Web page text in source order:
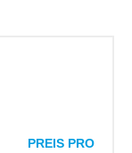
PREIS PRO